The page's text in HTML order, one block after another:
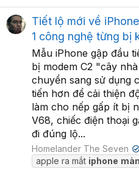
Tiết lộ mới về
1 công nghệ từng bị
Mẫu iPhone gập đầu
bị modem C2 "cây
chuyển sang sử dụng
tiến hơn để cải thiện
làm cho nếp gấp ít bị
V68, chiếc điện thoại
đi đúng lộ...
Homelander The Seven ✔
apple ra mắt iphone màn